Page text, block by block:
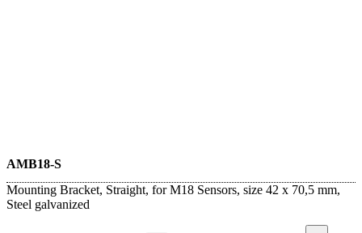
AMB18-S
Mounting Bracket, Straight, for M18 Sensors, size 42 x 70,5 mm,
Steel galvanized